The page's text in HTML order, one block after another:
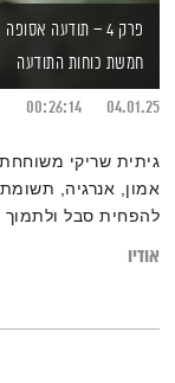
פרק 4 – תודעה אסופה
חמשת כוחות התודעה
04.01.25
00:26:14
גיתית שריקי
אמון, אנרגיה,
להפחית סבל ולתמוך
אודיו